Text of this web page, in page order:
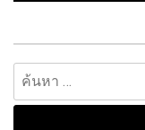
ค้นหา
สำหรับ: